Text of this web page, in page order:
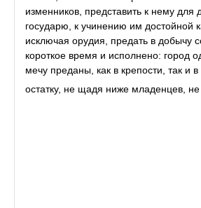
изменников, представить к нему для
государю, к учинению им достойной
исключая орудия, предать в добычу
короткое время и исполнено: город
мечу преданы, как в крепости, так и
остатку, не щадя ниже младенцев, не